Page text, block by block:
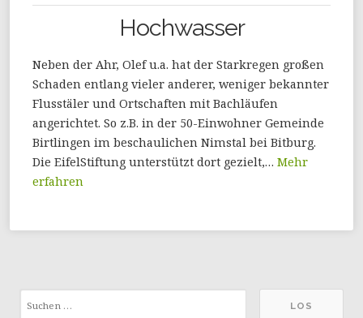
Hochwasser
Neben der Ahr, Olef u.a. hat der Starkregen großen
Schaden entlang vieler anderer, weniger bekannter
Flusstäler und Ortschaften mit Bachläufen
angerichtet. So z.B. in der 50-Einwohner Gemeinde
Birtlingen im beschaulichen Nimstal bei Bitburg.
Die EifelStiftung unterstützt dort gezielt,… Mehr
erfahren